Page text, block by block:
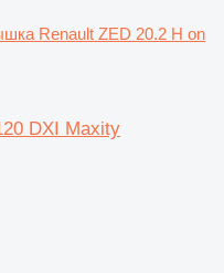
Renault ZED 20.2 H on
DXI Maxity